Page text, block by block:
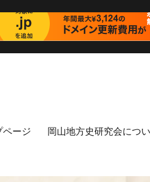
ページ 岡山地方史研究会につ